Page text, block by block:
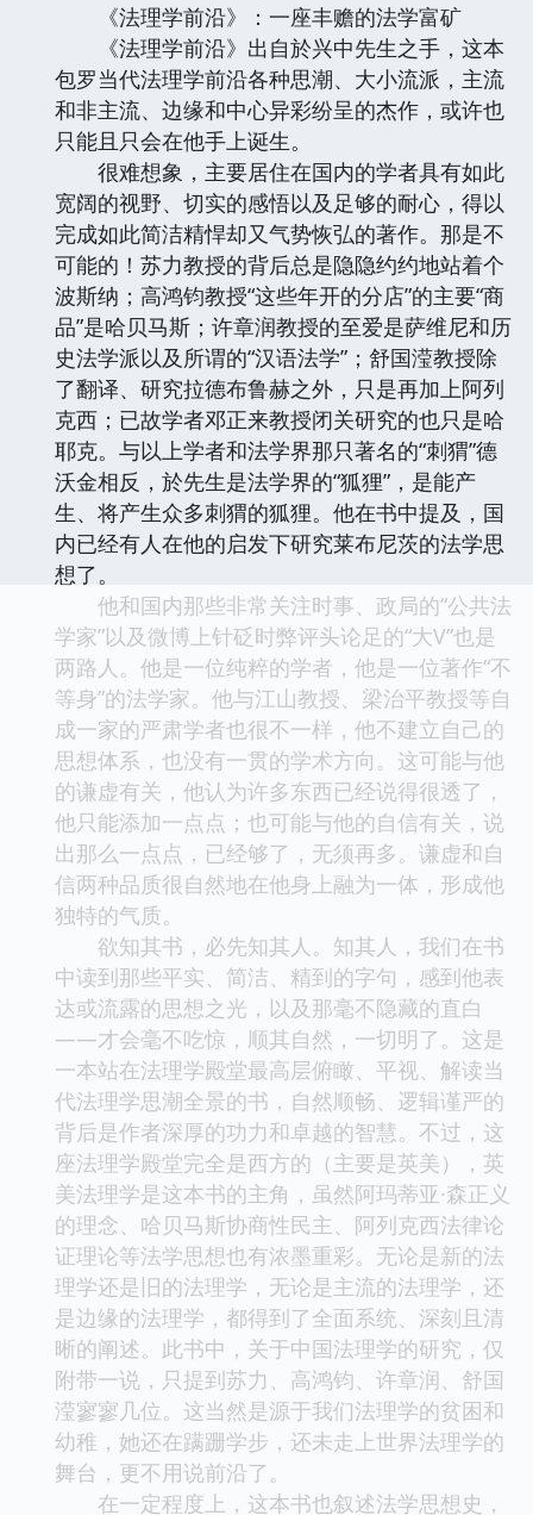
《法理学前沿》：一座丰赡的法学富矿
《法理学前沿》出自於兴中先生之手，这本
包罗当代法理学前沿各种思潮、大小流派，主流
和非主流、边缘和中心异彩纷呈的杰作，或许也
只能且只会在他手上诞生。
很难想象，主要居住在国内的学者具有如此
宽阔的视野、切实的感悟以及足够的耐心，得以
完成如此简洁精悍却又气势恢弘的著作。那是不
可能的！苏力教授的背后总是隐隐约约地站着个
波斯纳；高鸿钧教授“这些年开的分店”的主要“商
品”是哈贝马斯；许章润教授的至爱是萨维尼和历
史法学派以及所谓的“汉语法学”；舒国滢教授除
了翻译、研究拉德布鲁赫之外，只是再加上阿列
克西；已故学者邓正来教授闭关研究的也只是哈
耶克。与以上学者和法学界那只著名的“刺猬”德
沃金相反，於先生是法学界的“狐狸”，是能产
生、将产生众多刺猬的狐狸。他在书中提及，国
内已经有人在他的启发下研究莱布尼茨的法学思
想了。
他和国内那些非常关注时事、政局的“公共法
学家”以及微博上针砭时弊评头论足的“大V”也是
两路人。他是一位纯粹的学者，他是一位著作“不
等身”的法学家。他与江山教授、梁治平教授等自
成一家的严肃学者也很不一样，他不建立自己的
思想体系，也没有一贯的学术方向。这可能与他
的谦虚有关，他认为许多东西已经说得很透了，
他只能添加一点点；也可能与他的自信有关，说
出那么一点点，已经够了，无须再多。谦虚和自
信两种品质很自然地在他身上融为一体，形成他
独特的气质。
欲知其书，必先知其人。知其人，我们在书
中读到那些平实、简洁、精到的字句，感到他表
达或流露的思想之光，以及那毫不隐藏的直白
——才会毫不吃惊，顺其自然，一切明了。这是
一本站在法理学殿堂最高层俯瞰、平视、解读当
代法理学思潮全景的书，自然顺畅、逻辑谨严的
背后是作者深厚的功力和卓越的智慧。不过，这
座法理学殿堂完全是西方的（主要是英美），英
美法理学是这本书的主角，虽然阿玛蒂亚·森正义
的理念、哈贝马斯协商性民主、阿列克西法律论
证理论等法学思想也有浓墨重彩。无论是新的法
理学还是旧的法理学，无论是主流的法理学，还
是边缘的法理学，都得到了全面系统、深刻且清
晰的阐述。此书中，关于中国法理学的研究，仅
附带一说，只提到苏力、高鸿钧、许章润、舒国
滢寥寥几位。这当然是源于我们法理学的贫困和
幼稚，她还在蹒跚学步，还未走上世界法理学的
舞台，更不用说前沿了。
在一定程度上，这本书也叙述法学思想史，